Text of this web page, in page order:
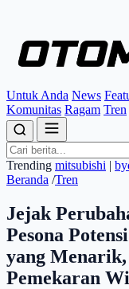
Untuk Anda News
Komunitas Ragam Tren
Trending mitsubishi |
Beranda /Tren
Jejak
Pesona
yang
Pemekaran